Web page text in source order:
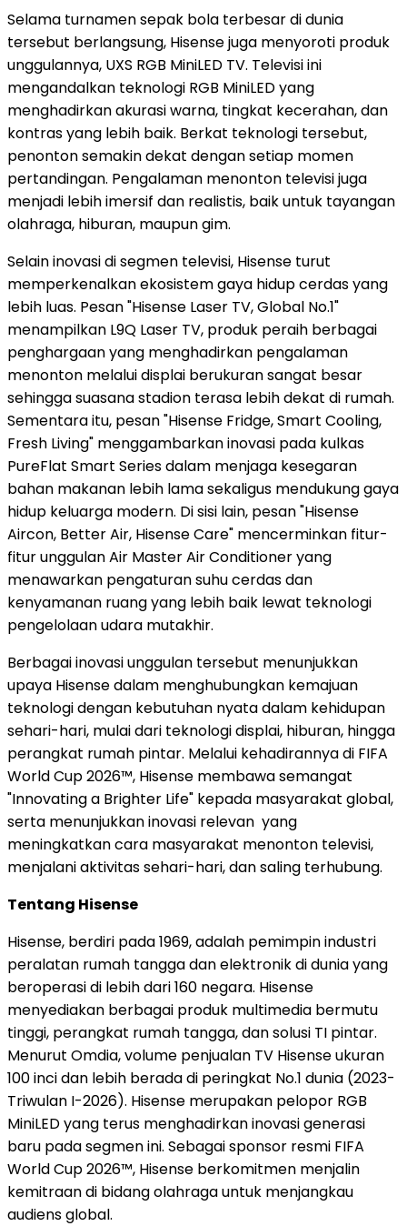
Selama turnamen sepak bola terbesar di dunia
tersebut berlangsung, Hisense juga menyoroti produk
unggulannya, UXS RGB MiniLED TV. Televisi ini
mengandalkan teknologi RGB MiniLED yang
menghadirkan akurasi warna, tingkat kecerahan, dan
kontras yang lebih baik. Berkat teknologi tersebut,
penonton semakin dekat dengan setiap momen
pertandingan. Pengalaman menonton televisi juga
menjadi lebih imersif dan realistis, baik untuk tayangan
olahraga, hiburan, maupun gim.
Selain inovasi di segmen televisi, Hisense turut
memperkenalkan ekosistem gaya hidup cerdas yang
lebih luas. Pesan "Hisense Laser TV, Global No.1"
menampilkan L9Q Laser TV, produk peraih berbagai
penghargaan yang menghadirkan pengalaman
menonton melalui displai berukuran sangat besar
sehingga suasana stadion terasa lebih dekat di rumah.
Sementara itu, pesan "Hisense Fridge, Smart Cooling,
Fresh Living" menggambarkan inovasi pada kulkas
PureFlat Smart Series dalam menjaga kesegaran
bahan makanan lebih lama sekaligus mendukung gaya
hidup keluarga modern. Di sisi lain, pesan "Hisense
Aircon, Better Air, Hisense Care" mencerminkan fitur-
fitur unggulan Air Master Air Conditioner yang
menawarkan pengaturan suhu cerdas dan
kenyamanan ruang yang lebih baik lewat teknologi
pengelolaan udara mutakhir.
Berbagai inovasi unggulan tersebut menunjukkan
upaya Hisense dalam menghubungkan kemajuan
teknologi dengan kebutuhan nyata dalam kehidupan
sehari-hari, mulai dari teknologi displai, hiburan, hingga
perangkat rumah pintar. Melalui kehadirannya di FIFA
World Cup 2026™, Hisense membawa semangat
"Innovating a Brighter Life" kepada masyarakat global,
serta menunjukkan inovasi relevan yang
meningkatkan cara masyarakat menonton televisi,
menjalani aktivitas sehari-hari, dan saling terhubung.
Tentang Hisense
Hisense, berdiri pada 1969, adalah pemimpin industri
peralatan rumah tangga dan elektronik di dunia yang
beroperasi di lebih dari 160 negara. Hisense
menyediakan berbagai produk multimedia bermutu
tinggi, perangkat rumah tangga, dan solusi TI pintar.
Menurut Omdia, volume penjualan TV Hisense ukuran
100 inci dan lebih berada di peringkat No.1 dunia (2023-
Triwulan I-2026). Hisense merupakan pelopor RGB
MiniLED yang terus menghadirkan inovasi generasi
baru pada segmen ini. Sebagai sponsor resmi FIFA
World Cup 2026™, Hisense berkomitmen menjalin
kemitraan di bidang olahraga untuk menjangkau
audiens global.